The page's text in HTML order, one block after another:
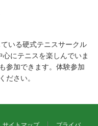
いる硬式テニスサークル
にテニスを楽しんでいま
参加できます。体験参加
ださい。